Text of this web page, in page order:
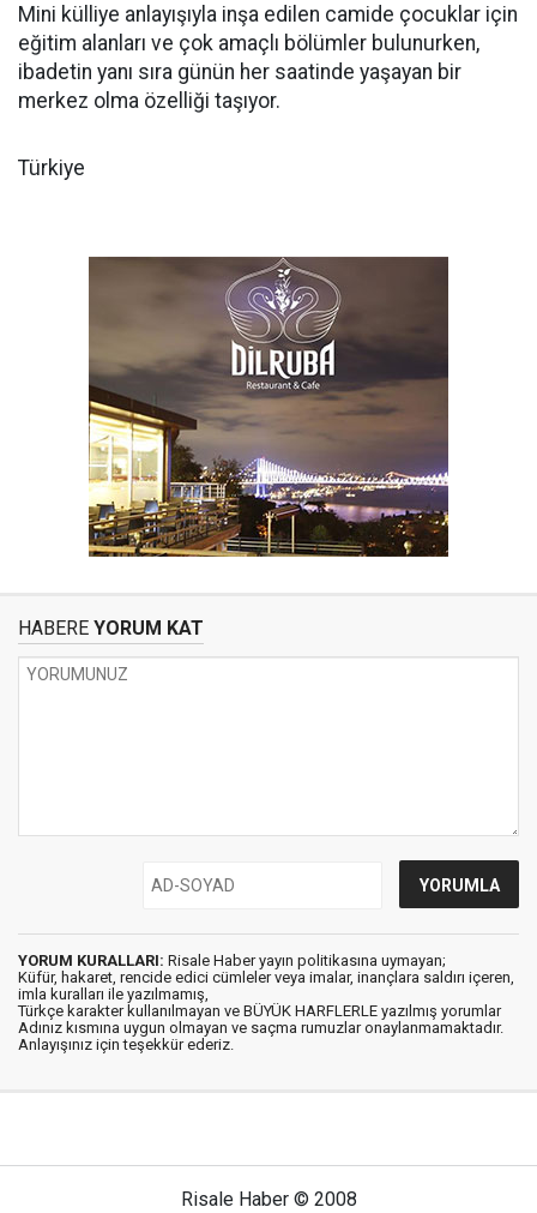
Mini külliye anlayışıyla inşa edilen camide çocuklar için
eğitim alanları ve çok amaçlı bölümler bulunurken,
ibadetin yanı sıra günün her saatinde yaşayan bir
merkez olma özelliği taşıyor.
Türkiye
HABERE YORUM KAT
YORUM KURALLARI: Risale Haber yayın politikasına uymayan;
Küfür, hakaret, rencide edici cümleler veya imalar, inançlara saldırı içeren,
imla kuralları ile yazılmamış,
Türkçe karakter kullanılmayan ve BÜYÜK HARFLERLE yazılmış yorumlar
Adınız kısmına uygun olmayan ve saçma rumuzlar onaylanmamaktadır.
Anlayışınız için teşekkür ederiz.
Risale Haber © 2008